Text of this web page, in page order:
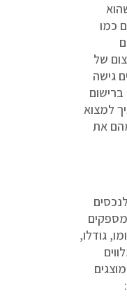
כמו
של
גישה
למצוא
את
גודלו,